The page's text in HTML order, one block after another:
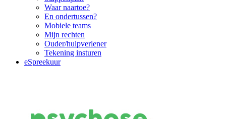
Waar naartoe?
En ondertussen?
Mobiele teams
Mijn rechten
Ouder/hulpverlener
Tekening insturen
eSpreekuur